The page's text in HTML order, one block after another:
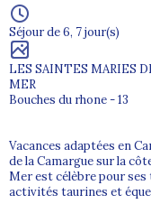
Séjour de 6, 7 jour(s)
LES SAINTES MARIES
MER
Bouches du rhone - 13
Vacances adaptées en
de la Camargue sur la
Mer est célèbre pour
activités taurines et